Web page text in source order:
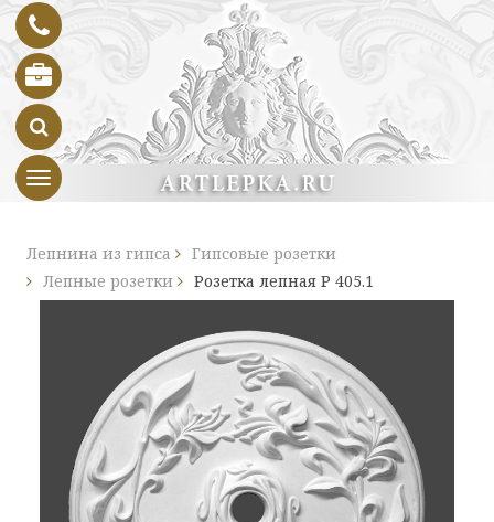
Toggle navigation
Лепнина из гипса
Гипсовые розетки
Лепные розетки
Розетка лепная Р 405.1